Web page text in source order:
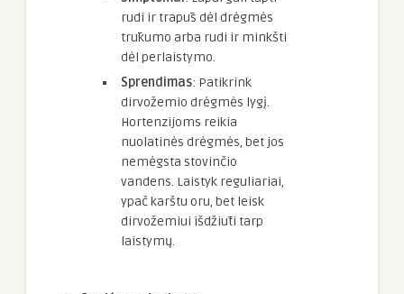
rudi ir trapūs dėl drėgmės
trūkumo arba rudi ir minkšti
dėl perlaistymo.
Sprendimas: Patikrink
dirvožemio drėgmės lygį.
Hortenzijoms reikia
nuolatinės drėgmės, bet jos
nemėgsta stovinčio
vandens. Laistyk reguliariai,
ypač karštu oru, bet leisk
dirvožemiui išdžiūti tarp
laistymų.